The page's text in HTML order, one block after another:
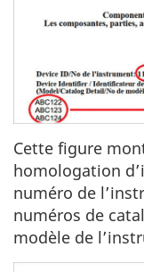
Cette figure
homologation
numéro de
numéros de
modèle de